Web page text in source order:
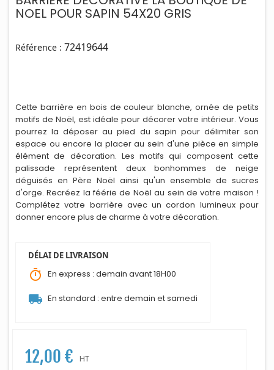
NOEL POUR SAPIN 54X20 GRIS
Référence : 72419644
Cette barrière en bois de couleur blanche, ornée de petits
motifs de Noël, est idéale pour décorer votre intérieur. Vous
pourrez la déposer au pied du sapin pour délimiter son
espace ou encore la placer au sein d'une pièce en simple
élément de décoration. Les motifs qui composent cette
palissade représentent deux bonhommes de neige
déguisés en Père Noël ainsi qu'un ensemble de sucres
d'orge. Recréez la féérie de Noël au sein de votre maison !
Complétez votre barrière avec un cordon lumineux pour
donner encore plus de charme à votre décoration.
DÉLAI DE LIVRAISON
timer En express : demain avant 18H00
local_shipping En standard : entre demain et samedi
12,00 € HT